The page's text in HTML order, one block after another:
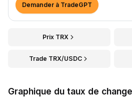
Demander à TradeGPT
Prix TRX
Trade TRX/USDC
Graphique du taux de